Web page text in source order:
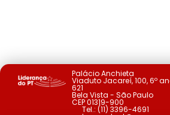
Palácio Anchieta
Viaduto Jacareí, 100, 6º
621
Bela Vista - São Paulo
CEP 01319-900
Tel.: (11) 3396-4691